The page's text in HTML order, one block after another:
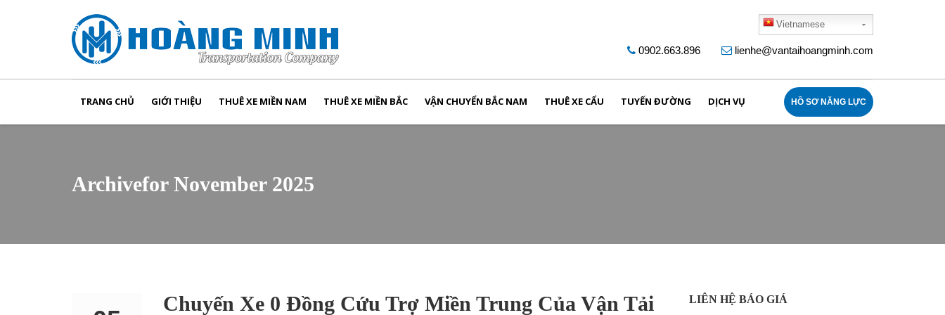
Vietnamese
0902.663.896 lienhe@vantaihoangminh.com
TRANG CHỦ GIỚI THIỆU THUÊ XE MIỀN NAM THUÊ XE MIỀN BẮC VẬN CHUYỂN BẮC NAM THUÊ XE CẨU TUYẾN ĐƯỜNG DỊCH VỤ HỒ SƠ NĂNG LỰC
Archivefor November 2025
Chuyến Xe 0 Đồng Cứu Trợ Miền Trung Của Vận Tải
LIÊN HỆ BÁO GIÁ